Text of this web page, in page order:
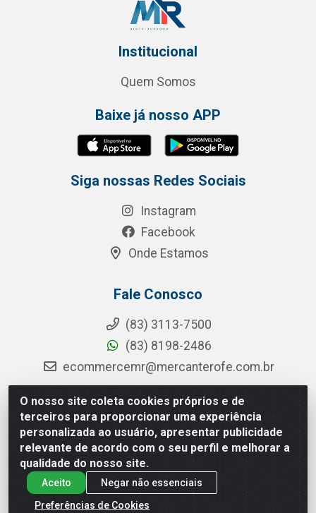
O nosso site coleta cookies próprios e de
terceiros para proporcionar uma experiência
personalizada ao usuário, apresentar publicidade
relevante de acordo com o seu perfil e melhorar a
qualidade do nosso site.
Aceito
Negar não essenciais
Preferências de Cookies
Institucional
Quem Somos
Baixe já nosso APP
Siga nossas Redes Sociais
Instagram
Facebook
Onde Estamos
Fale Conosco
(83) 3113-7500
(83) 8198-2486
ecommercemr@mercanterofe.com.br
MR Distribuidora - Rua Hortêncio Ribeiro de Luna, 3777 -
Distrito Industrial, João Pessoa/PB - CEP 58081-400 - CNPJ
35.428.312/0001-85